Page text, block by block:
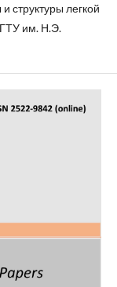
структуры легкой
им. Н.Э.